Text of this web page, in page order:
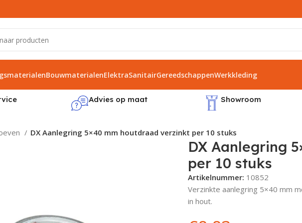
BouwmaterialenElektraSanitairGereedschappenWerkkleding
Advies op maat Showroom
DX Aanlegring 5×40 mm houtdraad verzinkt per 10 stuks
DX Aanlegring
per 10 stuks
Artikelnummer: 10852
Verzinkte aanlegring 5×40 mm
in hout.